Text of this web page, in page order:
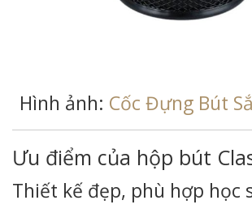
Hình ảnh: Cốc Đựng Bút
Ưu điểm của hộp bút
Thiết kế đẹp, phù hợp học